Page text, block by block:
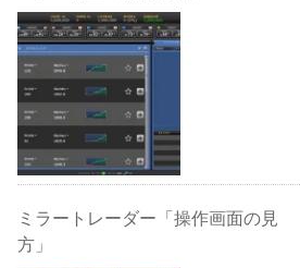
ミラートレーダー「操作画面の見
方」